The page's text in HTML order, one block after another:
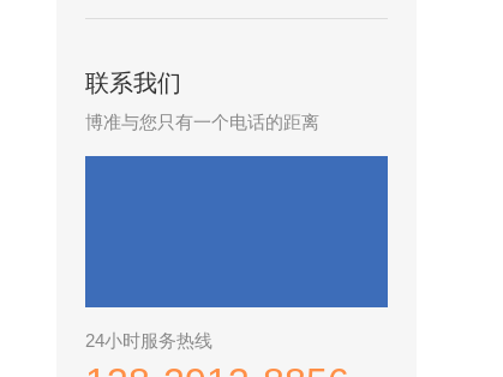
何底气···
联系我们
博准与您只有一个电话的距离
24小时服务热线